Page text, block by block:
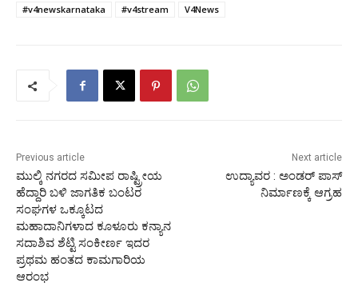
#v4newskarnataka
#v4stream V4News
Previous article
ಮುಲ್ಕಿ ನಗರದ ಸಮೀಪ ರಾಷ್ಟ್ರೀಯ
ಹೆದ್ದಾರಿ ಬಳಿ ಜಾಗತಿಕ ಬಂಟರ
ಸಂಘಗಳ ಒಕ್ಕೂಟದ
ಮಹಾದಾನಿಗಳಾದ ಕೂಳೂರು ಕನ್ಯಾನ
ಸದಾಶಿವ ಶೆಟ್ಟಿ ಸಂಕೀರ್ಣ ಇದರ
ಪ್ರಥಮ ಹಂತದ ಕಾಮಗಾರಿಯ
ಆರಂಭ
Next article
ಉದ್ಯಾವರ : ಅಂಡರ್ ಪಾಸ್
ನಿರ್ಮಾಣಕ್ಕೆ ಆಗ್ರಹ